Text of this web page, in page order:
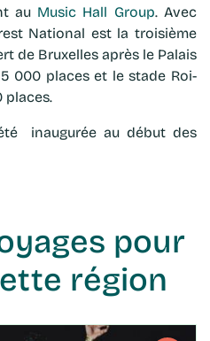
au Music Hall Group. Avec
National est la troisième
de Bruxelles après le Palais
000 places et le stade Roi-
places.
région